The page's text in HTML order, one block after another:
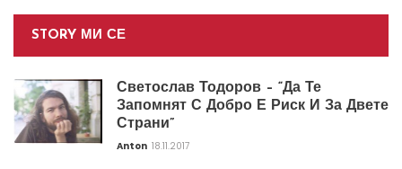
STORY МИ СЕ
Светослав Тодоров – “Да Те
Запомнят С Добро Е Риск И За Двете
Страни”
Anton 18.11.2017